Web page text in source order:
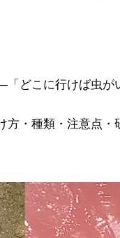
どこに行けば虫が
・種類・注意点・